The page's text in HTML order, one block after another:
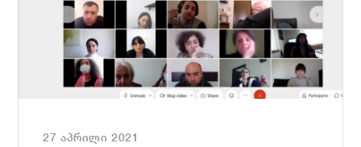
27 აპრილი 2021